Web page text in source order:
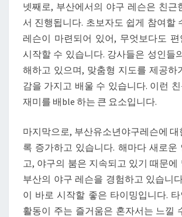
넷째로, 부산에서의 야구 레슨은 친근
서 진행됩니다. 초보자도 쉽게 참여할
레슨이 마련되어 있어, 무엇보다도
시작할 수 있습니다. 강사들은 성인들
해하고 있으며, 맞춤형 지도를 제공하
감을 가지고 배울 수 있습니다. 이런
재미를 배ble 하는 큰 요소입니다.
마지막으로, 부산유소년야구레슨에 대
록 증가하고 있습니다. 해마다 새로운
고, 야구의 붐은 지속되고 있기 때문에
부산의 야구 레슨을 경험하고 있습니
이 바로 시작할 좋은 타이밍입니다.
활동이 주는 즐거움은 혼자서는 느낄